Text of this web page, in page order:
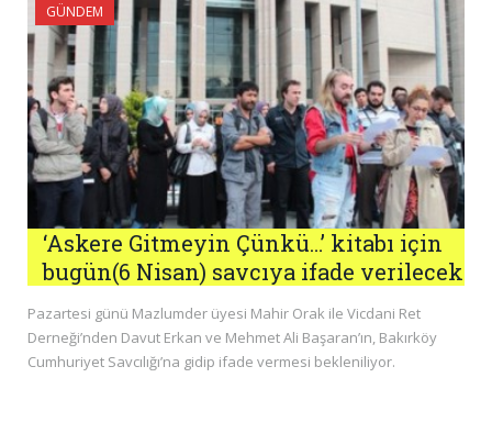
GÜNDEM
‘Askere Gitmeyin Çünkü…’ kitabı için
bugün(6 Nisan) savcıya ifade verilecek
Pazartesi günü Mazlumder üyesi Mahir Orak ile Vicdani Ret
Derneği’nden Davut Erkan ve Mehmet Ali Başaran’ın, Bakırköy
Cumhuriyet Savcılığı’na gidip ifade vermesi bekleniliyor.